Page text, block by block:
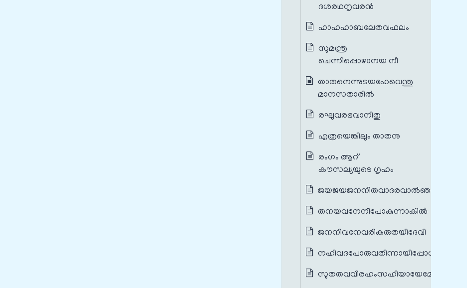
ദശരഥനൃവരന്‍
ഹാഹഹാബലേതവഫലം
സുമന്ത്ര
ചെന്നിപ്പൊഴാനയ നീ
താതനെന്നുടയഹേവെന്തു
മാനസതാരില്‍
രഘുവരഭവാനിതു
എത്രയെങ്കിലും താതനു
രംഗം ആറ്
കൗസല്യയുടെ ഗൃഹം
ജയജയജനനിതവാദരവാല്‍ഞാന്‍
തനയവനേനീപോകുന്നാകില്‍
ജനനിവനേവരികരുതയിദേവി
നഹിവദപോരുവതിന്നായിപ്പോള്‍
സുതതവവിരഹംസഹിയായേമേ